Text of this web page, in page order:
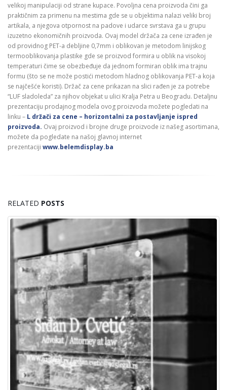
velikoj manipulaciji od strane kupace. Povoljna cena proizvoda čini ga
praktičnim za primenu na mestima gde se u objektima nalazi veliki broj
artikala, a njegova otpornost na padove i udarce svrstava ga u grupu
izuzetno ekonomičnih proizvoda. Ovaj model držača za cene izrađen je
od providnog PET-a debljine 0,7mm i oblikovan je metodom linijskog
termooblikovanja plastike gde se proizvod formira u oblik na visokoj
temperaturi čime se obezbeđuje da jednom formiran oblik ima trajnu
formu (što se ne može postići metodom hladnog oblikovanja PET-a koja
se najčešće koristi). Držač za cene prikazan na slici rađen je za potrebe
“LUF sladoleda” za njihov objekat u ulici Kralja Petra u Beogradu. Detaljnu
prezentaciju prodajnog modela ovog proizvoda možete pogledati na
linku – L držači za cene – horizontalni za postavljanje ispred
proizvoda. Ovaj proizvod i brojne druge proizvode iz našeg asortimana,
možete da pogledate na našoj glavnoj internet
prezentaciji www.belemdisplay.ba
RELATED POSTS